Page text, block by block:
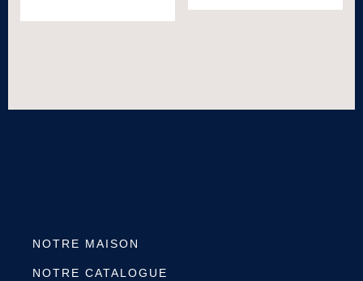
NOTRE MAISON
NOTRE CATALOGUE